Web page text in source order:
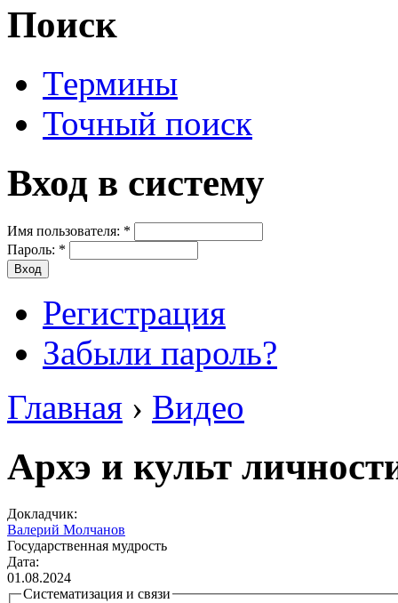
Поиск
Термины
Точный поиск
Вход в систему
Имя пользователя: *
Пароль: *
Регистрация
Забыли пароль?
Главная › Видео
Архэ и культ
Докладчик:
Валерий Молчанов
Государственная мудрость
Дата:
01.08.2024
Систематизация и связи